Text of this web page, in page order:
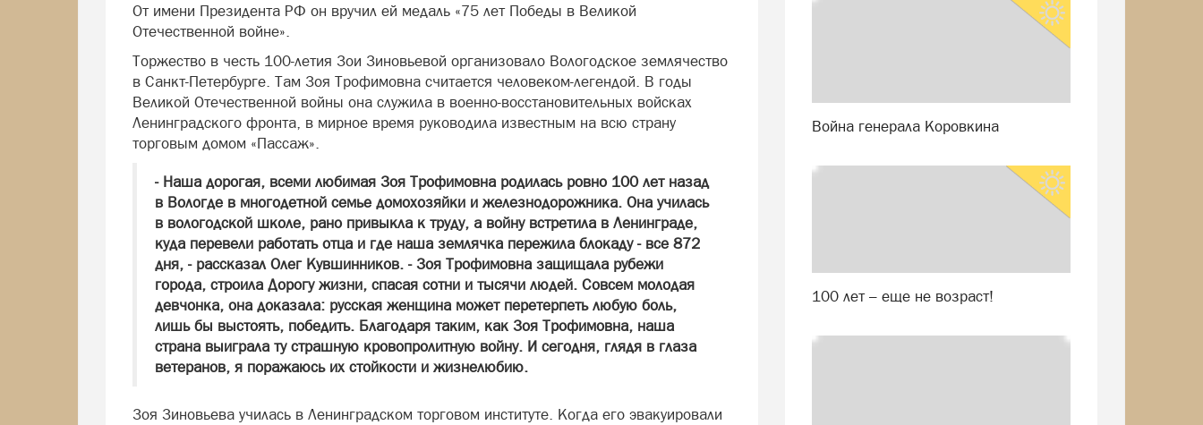
От имени Президента РФ он вручил ей медаль «75 лет Победы в Великой
Отечественной войне».
Торжество в честь 100-летия Зои Зиновьевой организовало Вологодское землячество
в Санкт-Петербурге. Там Зоя Трофимовна считается человеком-легендой. В годы
Великой Отечественной войны она служила в военно-восстановительных войсках
Ленинградского фронта, в мирное время руководила известным на всю страну
торговым домом «Пассаж».
- Наша дорогая, всеми любимая Зоя Трофимовна родилась ровно 100 лет назад
в Вологде в многодетной семье домохозяйки и железнодорожника. Она училась
в вологодской школе, рано привыкла к труду, а войну встретила в Ленинграде,
куда перевели работать отца и где наша землячка пережила блокаду - все 872
дня, - рассказал Олег Кувшинников. - Зоя Трофимовна защищала рубежи
города, строила Дорогу жизни, спасая сотни и тысячи людей. Совсем молодая
девчонка, она доказала: русская женщина может перетерпеть любую боль,
лишь бы выстоять, победить. Благодаря таким, как Зоя Трофимовна, наша
страна выиграла ту страшную кровопролитную войну. И сегодня, глядя в глаза
ветеранов, я поражаюсь их стойкости и жизнелюбию.
Зоя Зиновьева училась в Ленинградском торговом институте. Когда его эвакуировали
Война генерала Коровкина
100 лет – еще не возраст!